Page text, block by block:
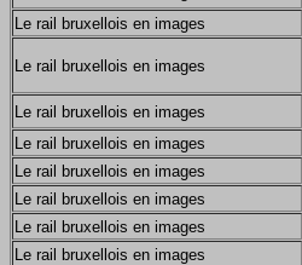
Le rail bruxellois en images
Le rail bruxellois en images
Le rail bruxellois en images
Le rail bruxellois en images
Le rail bruxellois en images
Le rail bruxellois en images
Le rail bruxellois en images
Le rail bruxellois en images